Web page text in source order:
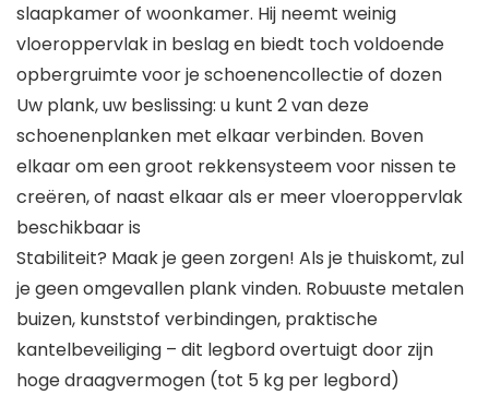
slaapkamer of woonkamer. Hij neemt weinig
vloeroppervlak in beslag en biedt toch voldoende
opbergruimte voor je schoenencollectie of dozen
Uw plank, uw beslissing: u kunt 2 van deze
schoenenplanken met elkaar verbinden. Boven
elkaar om een ​​groot rekkensysteem voor nissen te
creëren, of naast elkaar als er meer vloeroppervlak
beschikbaar is
Stabiliteit? Maak je geen zorgen! Als je thuiskomt, zul
je geen omgevallen plank vinden. Robuuste metalen
buizen, kunststof verbindingen, praktische
kantelbeveiliging – dit legbord overtuigt door zijn
hoge draagvermogen (tot 5 kg per legbord)